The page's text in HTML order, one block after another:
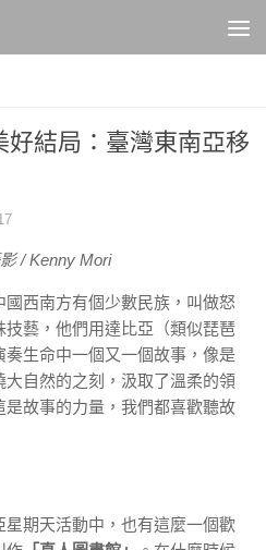
好結局：臺灣東南亞移
/ Kenny Mori
西南方有個少數民族，叫做怒
藝，他們用達比亞（類似琵琶
生命中一個又一個故事，像是
自然的之刻，汲取了溫柔的領
故事的力量，我們都喜歡聽故
期天活動中，也有這麼一個歡